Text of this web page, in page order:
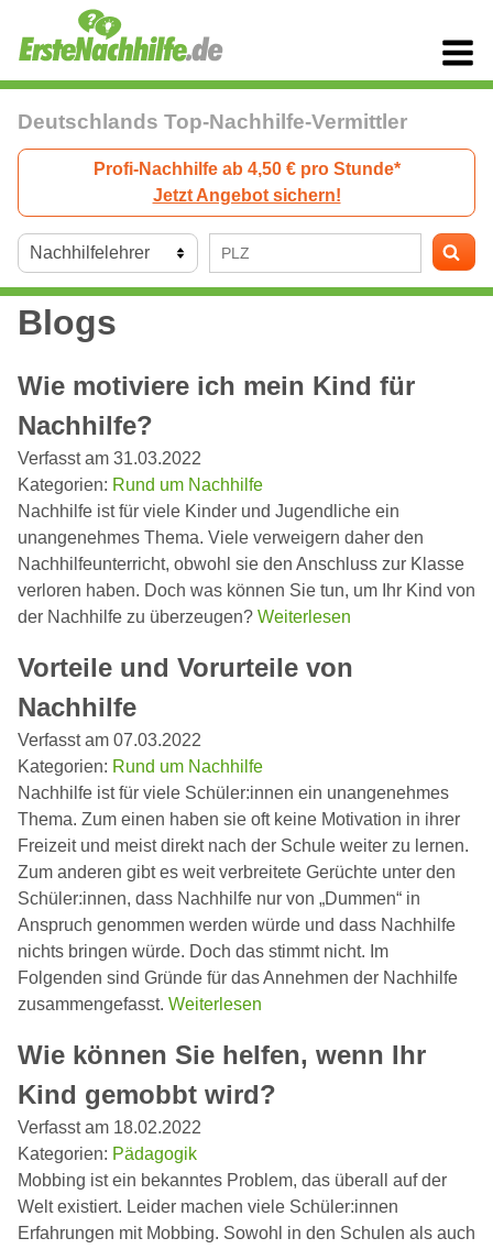
Deutschlands Top-Nachhilfe-Vermittler
Profi-Nachhilfe ab 4,50 € pro Stunde*
Jetzt Angebot sichern!
Blogs
Wie motiviere ich mein Kind für
Nachhilfe?
Verfasst am 31.03.2022
Kategorien: Rund um Nachhilfe
Nachhilfe ist für viele Kinder und Jugendliche ein
unangenehmes Thema. Viele verweigern daher den
Nachhilfeunterricht, obwohl sie den Anschluss zur Klasse
verloren haben. Doch was können Sie tun, um Ihr Kind von
der Nachhilfe zu überzeugen? Weiterlesen
Vorteile und Vorurteile von
Nachhilfe
Verfasst am 07.03.2022
Kategorien: Rund um Nachhilfe
Nachhilfe ist für viele Schüler:innen ein unangenehmes
Thema. Zum einen haben sie oft keine Motivation in ihrer
Freizeit und meist direkt nach der Schule weiter zu lernen.
Zum anderen gibt es weit verbreitete Gerüchte unter den
Schüler:innen, dass Nachhilfe nur von „Dummen“ in
Anspruch genommen werden würde und dass Nachhilfe
nichts bringen würde. Doch das stimmt nicht. Im
Folgenden sind Gründe für das Annehmen der Nachhilfe
zusammengefasst. Weiterlesen
Wie können Sie helfen, wenn Ihr
Kind gemobbt wird?
Verfasst am 18.02.2022
Kategorien: Pädagogik
Mobbing ist ein bekanntes Problem, das überall auf der
Welt existiert. Leider machen viele Schüler:innen
Erfahrungen mit Mobbing. Sowohl in den Schulen als auch